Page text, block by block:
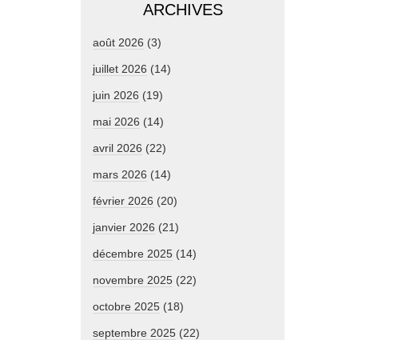
ARCHIVES
août 2026 (3)
juillet 2026 (14)
juin 2026 (19)
mai 2026 (14)
avril 2026 (22)
mars 2026 (14)
février 2026 (20)
janvier 2026 (21)
décembre 2025 (14)
novembre 2025 (22)
octobre 2025 (18)
septembre 2025 (22)